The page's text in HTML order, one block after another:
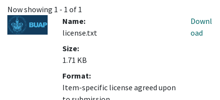
Now showing 1 - 1 of 1
Name:
license.txt
Size:
1.71 KB
Format:
Item-specific license agreed upon
Downl
oad